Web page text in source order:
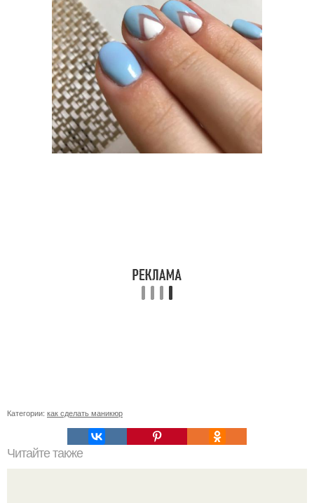
Категории: как сделать маникюр
Читайте также